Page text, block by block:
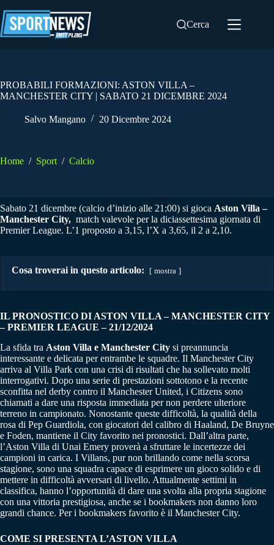
al
contenuto
Cerca
PROBABILI FORMAZIONI: ASTON VILLA –
MANCHESTER CITY | SABATO 21 DICEMBRE 2024
Salvo Mangano 20 Dicembre 2024
Home / Sport / Calcio
Sabato 21 dicembre (calcio d’inizio alle 21:00) si gioca Aston Villa –
Manchester City, match valevole per la diciassettesima giornata di
Premier League. L’1 proposto a 3,15, l’X a 3,65, il 2 a 2,10.
Cosa troverai in questo articolo: mostra
IL PRONOSTICO DI ASTON VILLA – MANCHESTER CITY
– PREMIER LEAGUE – 21/12/2024
La sfida tra Aston Villa e Manchester City si preannuncia
interessante e delicata per entrambe le squadre. Il Manchester City
arriva al Villa Park con una crisi di risultati che ha sollevato molti
interrogativi. Dopo una serie di prestazioni sottotono e la recente
sconfitta nel derby contro il Manchester United, i Citizens sono
chiamati a dare una risposta immediata per non perdere ulteriore
terreno in campionato. Nonostante queste difficoltà, la qualità della
rosa di Pep Guardiola, con giocatori del calibro di Haaland, De Bruyne
e Foden, mantiene il City favorito nei pronostici. Dall’altra parte,
l’Aston Villa di Unai Emery proverà a sfruttare le incertezze dei
campioni in carica. I Villans, pur non brillando come nella scorsa
stagione, sono una squadra capace di esprimere un gioco solido e di
mettere in difficoltà avversari di livello. Attualmente settimi in
classifica, hanno l’opportunità di dare una svolta alla propria stagione
con una vittoria prestigiosa, anche se i bookmakers non danno loro
grandi chance. Per i bookmakers favorito è il Manchester City.
COME SI PRESENTA L’ASTON VILLA